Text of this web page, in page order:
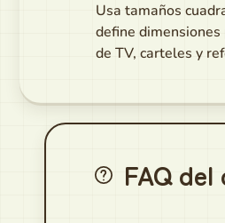
Usa tamaños
define
de TV, carteles y
FAQ